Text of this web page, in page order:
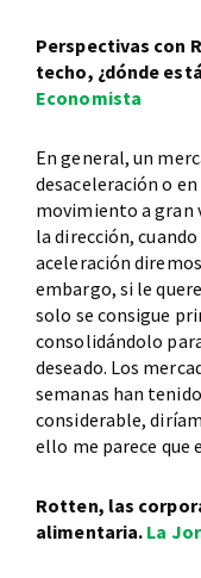
Perspectivas con
techo, ¿dónde
Economista
En general, un
desaceleración o
movimiento a gran
la dirección,
aceleración
embargo, si le
solo se consigue
consolidándolo
deseado. Los
semanas han
considerable,
ello me parece que
Rotten, las
alimentaria. La